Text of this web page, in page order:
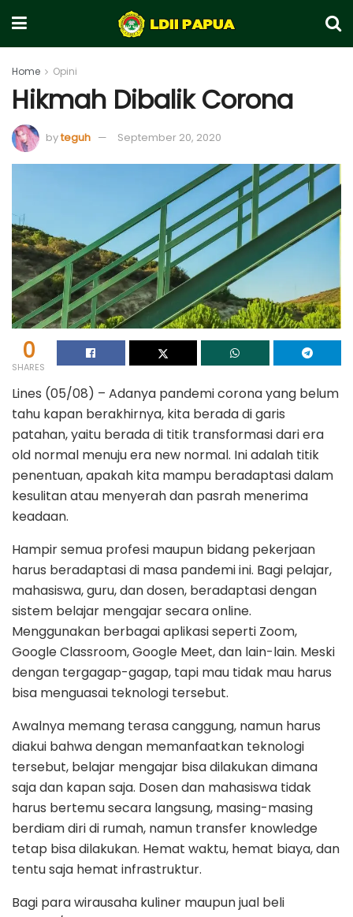
Home Opini
Hikmah Dibalik Corona
byteguh September 20, 2020
0
SHARES
Lines (05/08) – Adanya pandemi corona yang belum
tahu kapan berakhirnya, kita berada di garis
patahan, yaitu berada di titik transformasi dari era
old normal menuju era new normal. Ini adalah titik
penentuan, apakah kita mampu beradaptasi dalam
kesulitan atau menyerah dan pasrah menerima
keadaan.
Hampir semua profesi maupun bidang pekerjaan
harus beradaptasi di masa pandemi ini. Bagi pelajar,
mahasiswa, guru, dan dosen, beradaptasi dengan
sistem belajar mengajar secara online.
Menggunakan berbagai aplikasi seperti Zoom,
Google Classroom, Google Meet, dan lain-lain. Meski
dengan tergagap-gagap, tapi mau tidak mau harus
bisa menguasai teknologi tersebut.
Awalnya memang terasa canggung, namun harus
diakui bahwa dengan memanfaatkan teknologi
tersebut, belajar mengajar bisa dilakukan dimana
saja dan kapan saja. Dosen dan mahasiswa tidak
harus bertemu secara langsung, masing-masing
berdiam diri di rumah, namun transfer knowledge
tetap bisa dilakukan. Hemat waktu, hemat biaya, dan
tentu saja hemat infrastruktur.
Bagi para wirausaha kuliner maupun jual beli